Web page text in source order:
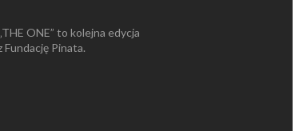
ONE” to kolejna edycja
Pinata.